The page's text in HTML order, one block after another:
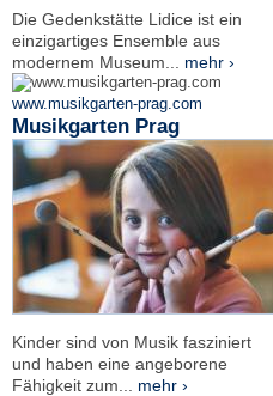
Die Gedenkstätte Lidice ist ein
einzigartiges Ensemble aus
modernem Museum... mehr ›
www.musikgarten-prag.com
Musikgarten Prag
Kinder sind von Musik fasziniert
und haben eine angeborene
Fähigkeit zum... mehr ›